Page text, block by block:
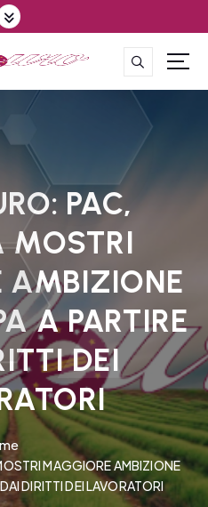
PAC,
MOSTRI
AMBIZIONE
A PARTIRE
DEI
MAGGIORE AMBIZIONE
DIRITTI DEI LAVORATORI